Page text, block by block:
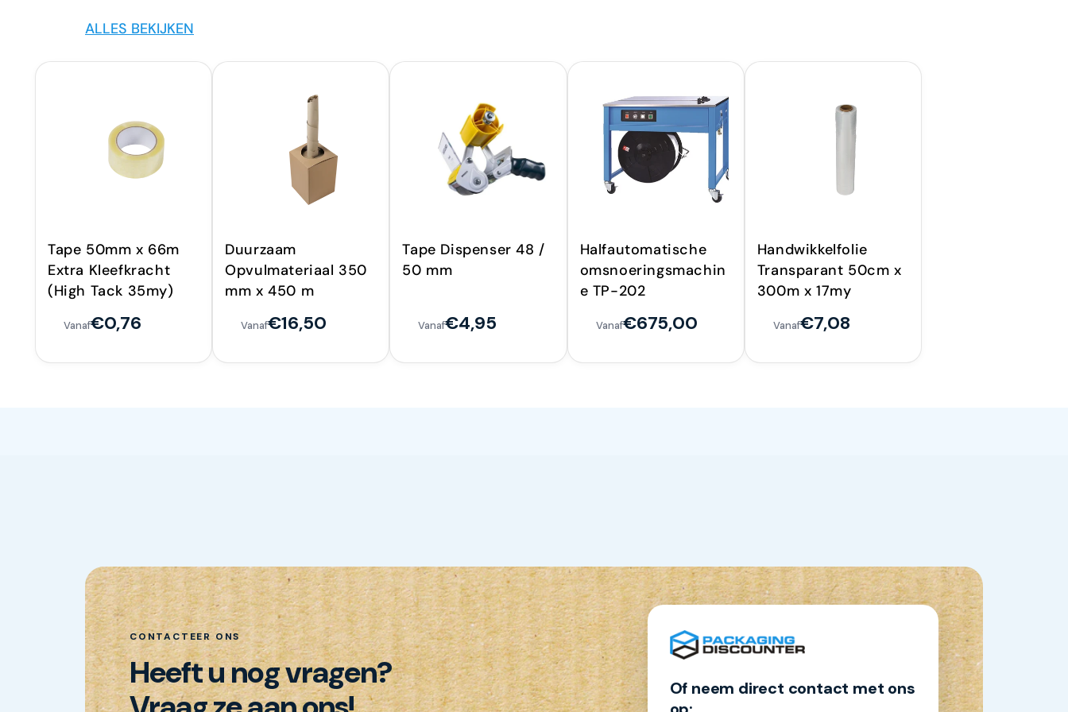
ALLES BEKIJKEN
Tape 50mm x 66m
Extra Kleefkracht
(High Tack 35my)
Vanaf€0,76
Duurzaam
Opvulmateriaal 350
mm x 450 m
Vanaf€16,50
Tape Dispenser 48 /
50 mm
Vanaf€4,95
Halfautomatische
omsnoeringsmachin
e TP-202
Vanaf€675,00
Handwikkelfolie
Transparant 50cm x
300m x 17my
Vanaf€7,08
CONTACTEER ONS
Heeft u nog vragen?
Of neem direct contact met ons